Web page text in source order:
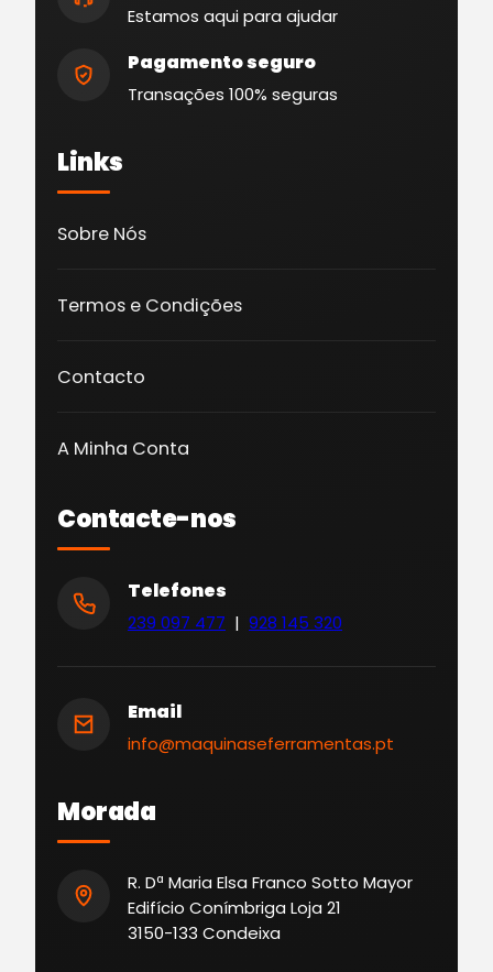
Estamos aqui para ajudar
Pagamento seguro
Transações 100% seguras
Links
Sobre Nós
Termos e Condições
Contacto
A Minha Conta
Contacte-nos
Telefones
239 097 477 | 928 145 320
Email
info@maquinaseferramentas.pt
Morada
R. Dª Maria Elsa Franco Sotto Mayor
Edifício Conímbriga Loja 21
3150-133 Condeixa